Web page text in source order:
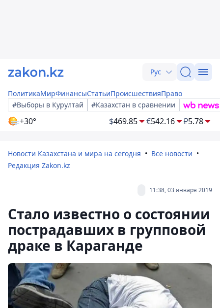
Рус
ПолитикаМирФинансыСтатьиПроисшествияПраво
#Выборы в Курултай
#Казахстан в сравнении
+30° $469.85 €542.16 ₽5.78
Новости Казахстана и мира на сегодня
Все новости
Редакция Zakon.kz
11:38, 03 января 2019
Стало известно о состоянии
пострадавших в групповой
драке в Караганде